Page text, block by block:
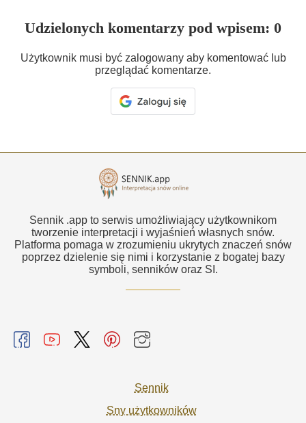
Udzielonych komentarzy pod wpisem: 0
Użytkownik musi być zalogowany aby komentować lub
przeglądać komentarze.
Sennik .app to serwis umożliwiający użytkownikom
tworzenie interpretacji i wyjaśnień własnych snów.
Platforma pomaga w zrozumieniu ukrytych znaczeń snów
poprzez dzielenie się nimi i korzystanie z bogatej bazy
symboli, senników oraz SI.
Sennik
Sny użytkowników